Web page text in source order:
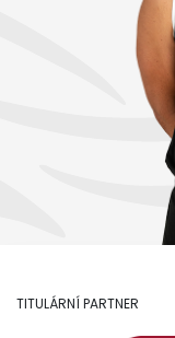
TITULÁRNÍ PARTNER